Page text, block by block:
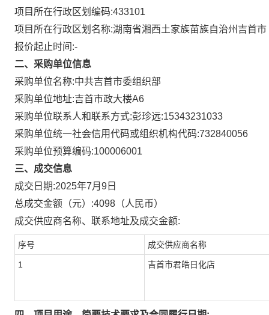
项目所在行政区划编码:433101
项目所在行政区划名称:湖南省湘西土家族苗族自治州吉首市
报价起止时间:-
二、采购单位信息
采购单位名称:中共吉首市委组织部
采购单位地址:吉首市政大楼A6
采购单位联系人和联系方式:彭珍远:15343231033
采购单位统一社会信用代码或组织机构代码:732840056
采购单位预算编码:100006001
三、成交信息
成交日期:2025年7月9日
总成交金额（元）:4098 （人民币）
成交供应商名称、联系地址及成交金额:
序号 成交供应商名称
1 吉首市君皓日化店